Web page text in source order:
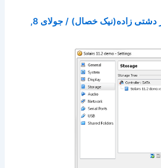
دشتی زاده(نیک خصال)/
جولای 8,